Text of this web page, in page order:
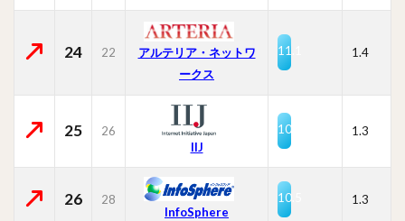
24 22
アルテリア・ネットワ
ークス
11.1 1.4
25
26
IIJ
10.6 1.3
26
28
InfoSphere
10.5 1.3